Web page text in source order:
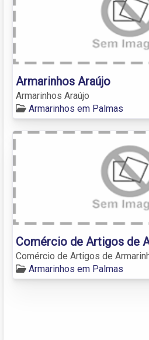
Armarinhos Araújo
Armarinhos Araújo
Armarinhos em Palmas
Comércio de Artigos de
Comércio de Artigos de
Armarinhos em Palmas